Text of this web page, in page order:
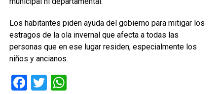
Los habitantes piden ayuda del gobierno para mitigar los
estragos de la ola invernal que afecta a todas las
personas que en ese lugar residen, especialmente los
niños y ancianos.
Facebook
TwitterWhatsApp